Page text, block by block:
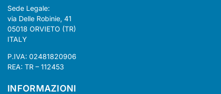
Sede Legale:
via Delle Robinie, 41
05018 ORVIETO (TR)
ITALY
P.IVA: 02481820906
REA: TR – 112453
INFORMAZIONI